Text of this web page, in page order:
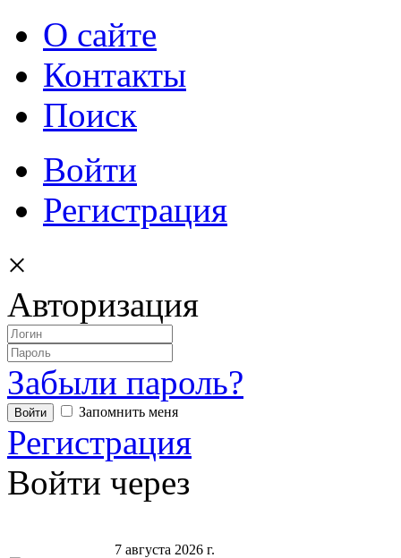
О сайте
Контакты
Поиск
Войти
Регистрация
×
Авторизация
Забыли пароль?
Запомнить меня
Регистрация
Войти через
7 августа 2026 г.